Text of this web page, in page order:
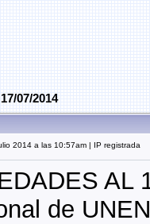
07/2014
2014 a las 10:57am | IP registrada
AL
de